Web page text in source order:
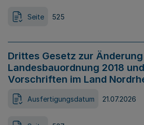
Seite 525
Drittes Gesetz zur
Landesbauordnung 2018
Vorschriften im Land
Ausfertigungsdatum 21.07.2026